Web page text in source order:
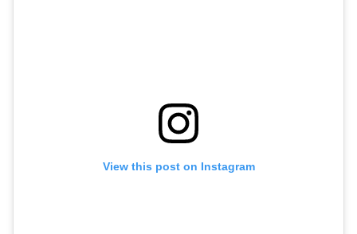
View this post on Instagram